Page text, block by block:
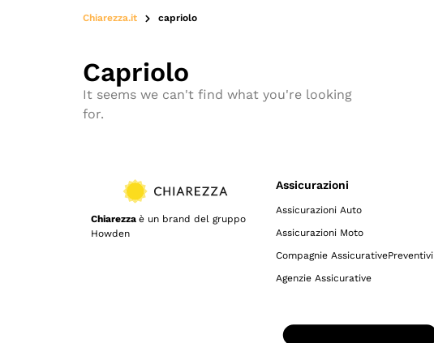
Chiarezza.it capriolo
Capriolo
It seems we can't find what you're looking
for.
Chiarezza è un brand del gruppo
Howden
Assicurazioni
Assicurazioni Auto
Assicurazioni Moto
Compagnie AssicurativePreventivi
Agenzie Assicurative